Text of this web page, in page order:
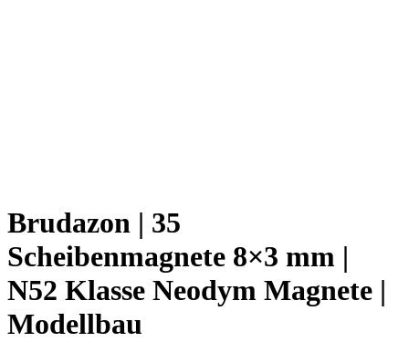
Brudazon | 35
Scheibenmagnete 8×3 mm |
N52 Klasse Neodym Magnete |
Modellbau